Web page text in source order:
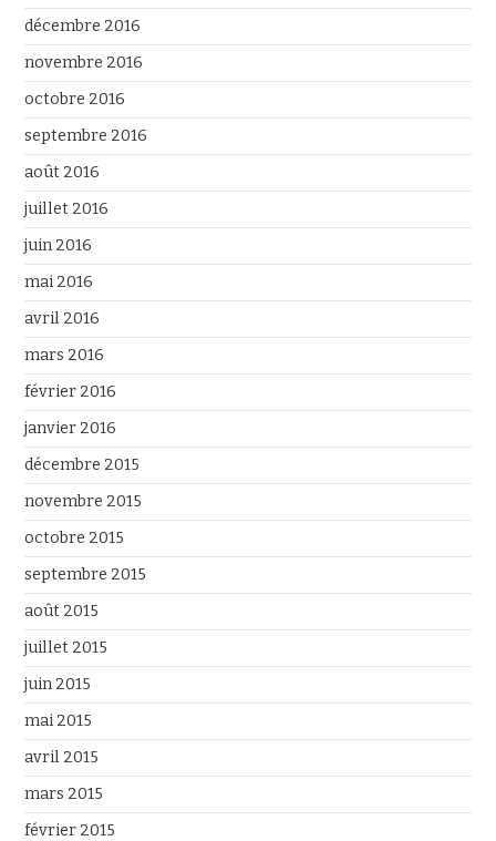
décembre 2016
novembre 2016
octobre 2016
septembre 2016
août 2016
juillet 2016
juin 2016
mai 2016
avril 2016
mars 2016
février 2016
janvier 2016
décembre 2015
novembre 2015
octobre 2015
septembre 2015
août 2015
juillet 2015
juin 2015
mai 2015
avril 2015
mars 2015
février 2015